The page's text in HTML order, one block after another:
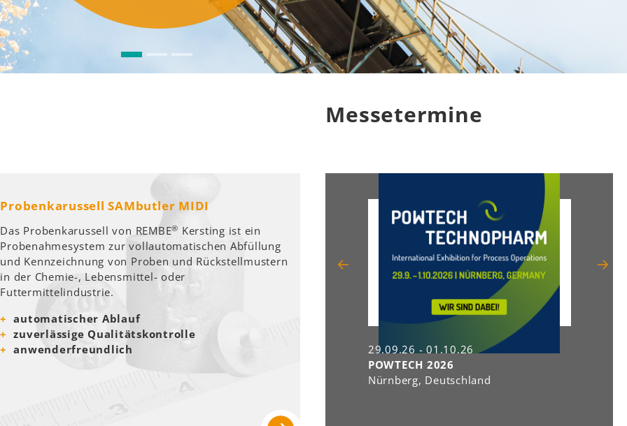
Probenkarussell SAMbutler MIDI
Das Probenkarussell von REMBE® Kersting ist ein
Probenahmesystem zur vollautomatischen Abfüllung
und Kennzeichnung von Proben und Rückstellmustern
in der Chemie-, Lebensmittel- oder
Futtermittelindustrie.
automatischer Ablauf
zuverlässige Qualitätskontrolle
anwenderfreundlich
Messetermine
29.09.26 - 01.10.26
POWTECH 2026
Nürnberg, Deutschland